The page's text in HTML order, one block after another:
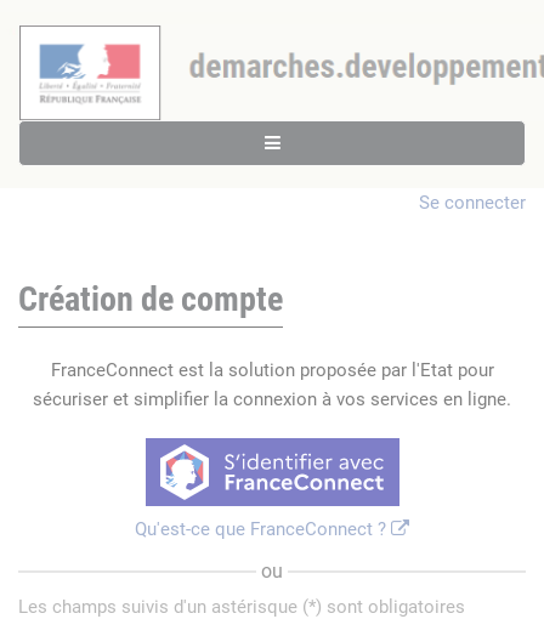
Se connecter
Création de compte
FranceConnect est la solution proposée par l'Etat pour
sécuriser et simplifier la connexion à vos services en ligne.
Qu'est-ce que FranceConnect ?
ou
Les champs suivis d'un astérisque (*) sont obligatoires